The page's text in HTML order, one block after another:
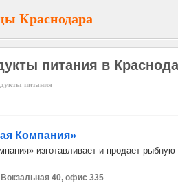
Краснодара
питания в
питания
Компания»
изготавливает и продает
Вокзальная 40, офис 335